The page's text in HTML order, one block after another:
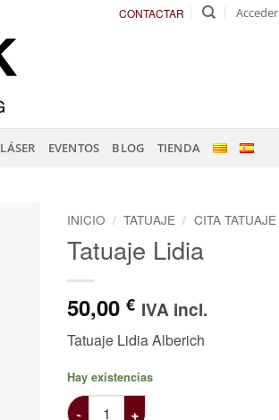
CONTACTAR Acceder
LÁSER EVENTOS BLOG TIENDA
INICIO / TATUAJE / CITA TATUAJE
Tatuaje Lidia
50,00€ IVA incl.
Tatuaje Lidia Alberich
Hay existencias
Tatuaje Lidia cantidad